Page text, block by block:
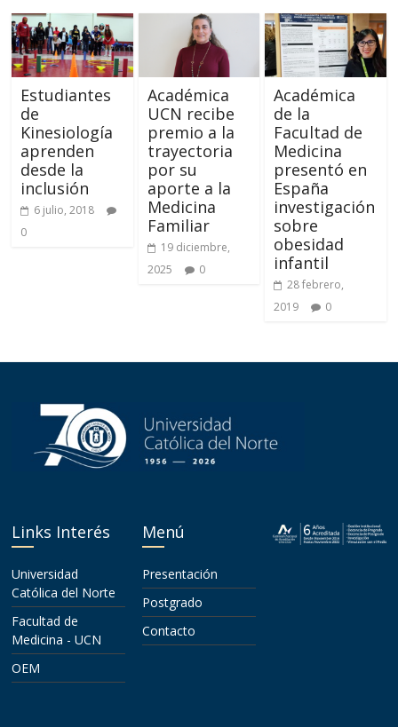
Estudiantes
de
Kinesiología
aprenden
desde la
inclusión
6 julio, 2018
0
Académica
UCN recibe
premio a la
trayectoria
por su
aporte a la
Medicina
Familiar
19 diciembre,
2025
0
Académica
de la
Facultad de
Medicina
presentó en
España
investigación
sobre
obesidad
infantil
28 febrero,
2019
0
Links Interés
Universidad
Católica del Norte
Facultad de
Medicina - UCN
OEM
Menú
Presentación
Postgrado
Contacto